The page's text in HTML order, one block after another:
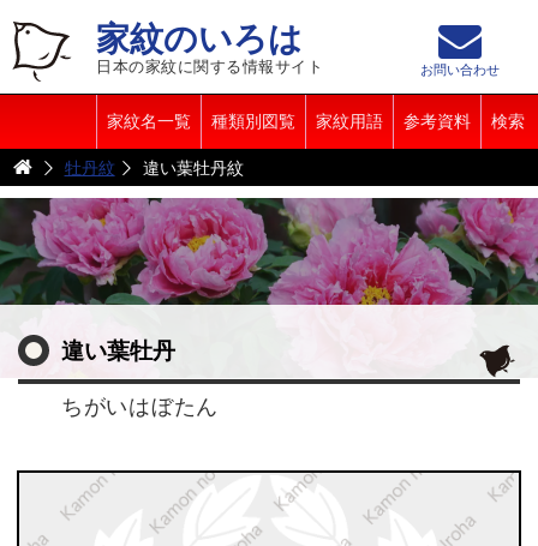
家紋のいろは
日本の家紋に関する情報サイト
家紋名一覧 種類別図覧 家紋用語 参考資料 検索
お問い合わせ
牡丹紋 違い葉牡丹紋
違い葉牡丹
ちがいはぼたん